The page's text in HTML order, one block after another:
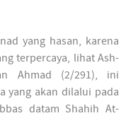
yang hasan, karena
terpercaya, lihat Ash-
Ahmad (2/291), ini
yang akan dilalui pada
datam Shahih At-